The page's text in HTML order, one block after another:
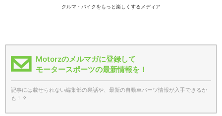
クルマ・バイクをもっと楽しくするメディア
Motorzのメルマガに登録して
モータースポーツの最新情報を！
記事には載せられない編集部の裏話や、最新の自動車パーツ情報が入手できるか
も！？